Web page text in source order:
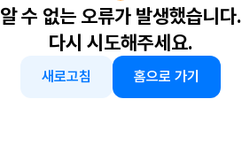
알 수 없는 오류가 발생했습니다.
다시 시도해주세요.
새로고침 홈으로 가기